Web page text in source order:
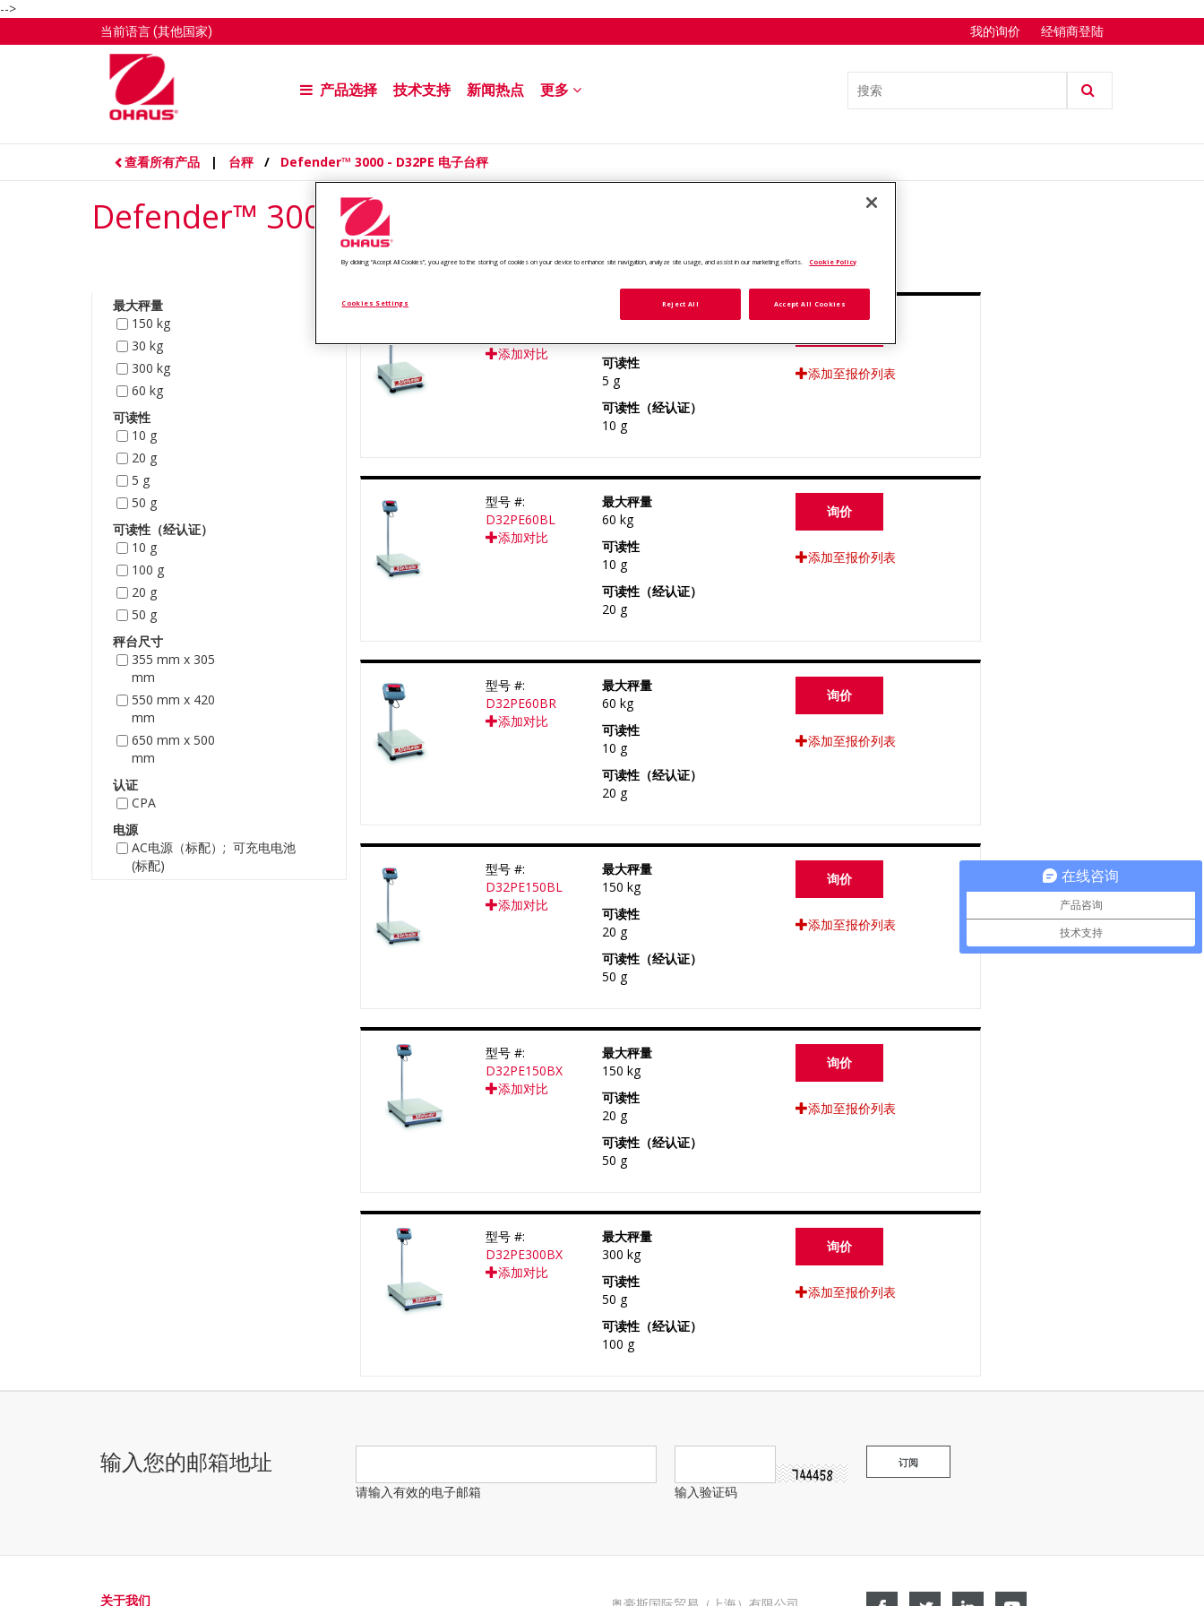
-->
当前语言(其他国家) 我的询价 经销商登陆
产品选择 技术支持 新闻热点 更多
查看所有产品 | 台秤/ Defender™ 3000 - D32PE 电子台秤
Defender™ 3000 - D32PE 电子台秤
最大秤量
150 kg
30 kg
300 kg
60 kg
可读性
10 g
20 g
5 g
50 g
可读性（经认证）
10 g
100 g
20 g
50 g
秤台尺寸
355 mm x 305
mm
550 mm x 420
mm
650 mm x 500
mm
认证
CPA
电源
AC电源（标配）; 可充电电池
(标配)
添加对比
最大秤量
可读性
5 g
可读性（经认证）
10 g
添加至报价列表
型号 #:
D32PE60BL
添加对比
最大秤量
60 kg
可读性
10 g
可读性（经认证）
20 g
询价
添加至报价列表
型号 #:
D32PE60BR
添加对比
最大秤量
60 kg
可读性
10 g
可读性（经认证）
20 g
询价
添加至报价列表
型号 #:
D32PE150BL
添加对比
最大秤量
150 kg
可读性
20 g
可读性（经认证）
50 g
询价
添加至报价列表
型号 #:
D32PE150BX
添加对比
最大秤量
150 kg
可读性
20 g
可读性（经认证）
50 g
询价
添加至报价列表
型号 #:
D32PE300BX
添加对比
最大秤量
300 kg
可读性
50 g
可读性（经认证）
100 g
询价
添加至报价列表
输入您的邮箱地址
请输入有效的电子邮箱 输入验证码
关于我们
By clicking “Accept All Cookies”, you agree to the storing of cookies on your device to enhance site navigation, analyze site usage, and assist in our marketing efforts. Cookie Policy
Cookies Settings Reject All Accept All Cookies
在线咨询
产品咨询
技术支持